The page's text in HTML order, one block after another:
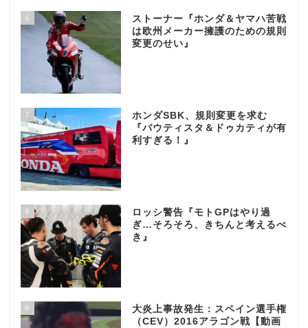
6
ストーナー『ホンダ＆ヤマハ苦戦
は欧州メーカー擁護のための規則
変更のせい』
7
ホンダSBK、規則変更を求む
『バウティスタ＆ドゥカティが有
利すぎる！』
8
ロッシ警告『モトGPはやり過
ぎ…そろそろ、きちんと考えるべ
き』
9
大炎上事故発生：スペイン選手権
（CEV）2016アラゴン戦【動画